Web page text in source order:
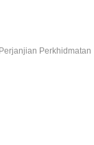
Perjanjian Perkhidmatan